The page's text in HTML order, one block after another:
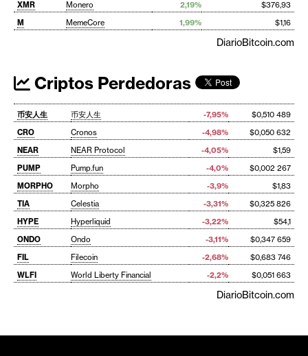
XMR Monero 2,19%
$376,93
M
MemeCore 1,99% $1,16
DiarioBitcoin.com
Criptos Perdedoras
币安人生 币安人生 -7,95%
$0,510 489
CRO
Cronos -4,98%
$0,050 632
NEAR
NEAR Protocol -4,05%
$1,59
PUMP
Pump.fun -4,0%
$0,002 267
MORPHO
Morpho -3,9%
$1,83
TIA
Celestia -3,31%
$0,325 826
HYPE
Hyperliquid -3,22%
$54,1
ONDO
Ondo -3,11%
$0,347 659
FIL
Filecoin -2,68%
$0,683 746
WLFI
World Liberty Financial -2,2% $0,051 663
DiarioBitcoin.com